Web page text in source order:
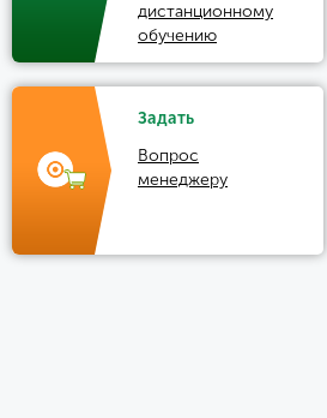
дистанционному
обучению
Задать
Вопрос
менеджеру